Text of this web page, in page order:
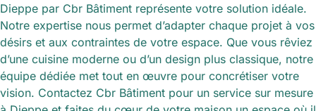
Dieppe par Cbr Bâtiment représente votre solution idéale.
Notre expertise nous permet d’adapter chaque projet à vos
désirs et aux contraintes de votre espace. Que vous rêviez
d’une cuisine moderne ou d’un design plus classique, notre
équipe dédiée met tout en œuvre pour concrétiser votre
vision. Contactez Cbr Bâtiment pour un service sur mesure